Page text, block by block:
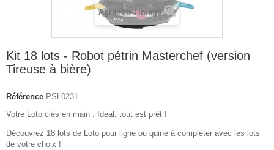
Agrandir l'image
Kit 18 lots - Robot pétrin Masterchef (version
Tireuse à bière)
Référence PSL0231
Votre Loto clés en main : Idéal, tout est prêt !
Découvrez 18 lots de Loto pour ligne ou quine à compléter avec les lots
de votre choix !